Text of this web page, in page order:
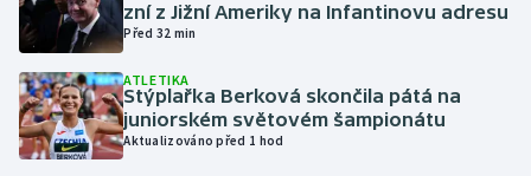
Gymnastika
Házená
Jezdectví
zní z Jižní Ameriky na Infantinovu adresu
Před 32 min
ATLETIKA
Stýplařka Berková skončila pátá na
juniorském světovém šampionátu
Aktualizováno před 1 hod